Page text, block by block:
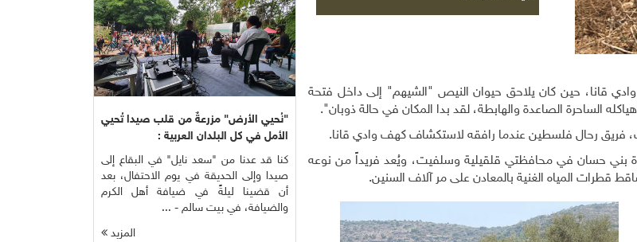
قانا، حين كان يلاحق حيوان النيص "الشيهم" إلى داخل فتحة
الساحرة الصاعدة والهابطة، لقد بدا المكان في حالة ذوبان".
ثلث، فريق رحال فلسطين عندما رافقه لاستكشاف كهف وادي قانا.
بني حسان في محافظتي قلقيلية وسلفيت، ويُعد فريداً من نوعه
قطرات المياه الغنية بالمعادن على مر آلاف السنين.
"نُحيي الأرض" مزرعةٌ من قلب صيدا تُحيي
الأمل في كل البلدان العربية :
كنا قد عدنا من "سعد نايل" في البقاع إلى
صيدا وإلى الحديقة في يوم الاحتفال، بعد
أن قضينا ليلةً في ضيافة أهل الكرم
والضيافة، في بيت سالم - ...
المزيد